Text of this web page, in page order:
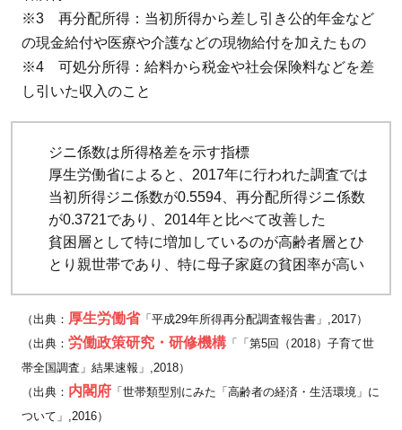
※3 再分配所得：当初所得から差し引き公的年金など
の現金給付や医療や介護などの現物給付を加えたもの
※4 可処分所得：給料から税金や社会保険料などを差
し引いた収入のこと
ジニ係数は所得格差を示す指標
厚生労働省によると、2017年に行われた調査では
当初所得ジニ係数が0.5594、再分配所得ジニ係数
が0.3721であり、2014年と比べて改善した
貧困層として特に増加しているのが高齢者層とひ
とり親世帯であり、特に母子家庭の貧困率が高い
（出典： 厚生労働省「平成29年所得再分配調査報告書」,2017）
（出典： 労働政策研究・研修機構 「「第5回（2018）子育て世
帯全国調査」結果速報」,2018）
（出典： 内閣府 「世帯類型別にみた「高齢者の経済・生活環境」に
ついて」,2016）